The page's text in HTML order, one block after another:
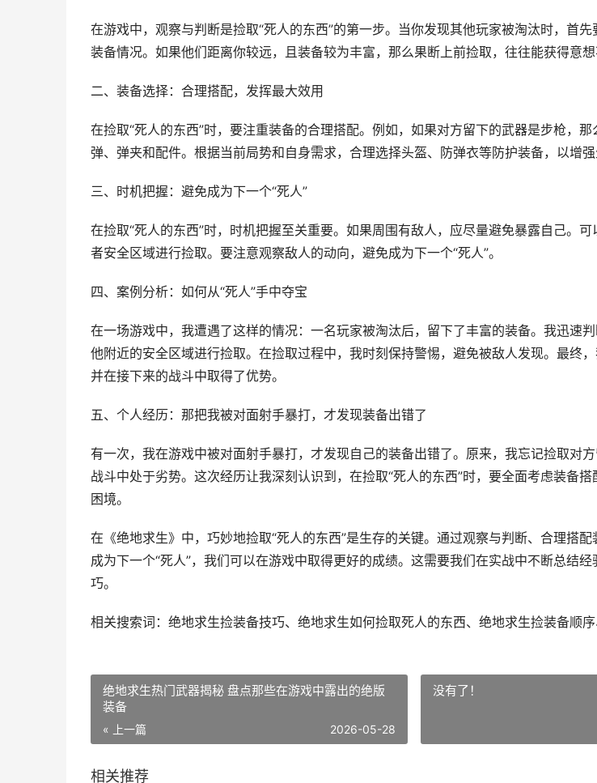
在游戏中，观察与判断是捡取“死人的东西”的第一步。当你发现其他玩家被淘汰时，首
装备情况。如果他们距离你较远，且装备较为丰富，那么果断上前捡取，往往能获得意想
二、装备选择：合理搭配，发挥最大效用
在捡取“死人的东西”时，要注重装备的合理搭配。例如，如果对方留下的武器是步枪，
弹、弹夹和配件。根据当前局势和自身需求，合理选择头盔、防弹衣等防护装备，以增强
三、时机把握：避免成为下一个“死人”
在捡取“死人的东西”时，时机把握至关重要。如果周围有敌人，应尽量避免暴露自己。
者安全区域进行捡取。要注意观察敌人的动向，避免成为下一个“死人”。
四、案例分析：如何从“死人”手中夺宝
在一场游戏中，我遭遇了这样的情况：一名玩家被淘汰后，留下了丰富的装备。我迅速
他附近的安全区域进行捡取。在捡取过程中，我时刻保持警惕，避免被敌人发现。最终，
并在接下来的战斗中取得了优势。
五、个人经历：那把我被对面射手暴打，才发现装备出错了
有一次，我在游戏中被对面射手暴打，才发现自己的装备出错了。原来，我忘记捡取对
战斗中处于劣势。这次经历让我深刻认识到，在捡取“死人的东西”时，要全面考虑装备
困境。
在《绝地求生》中，巧妙地捡取“死人的东西”是生存的关键。通过观察与判断、合理搭
成为下一个“死人”，我们可以在游戏中取得更好的成绩。这需要我们在实战中不断总结
巧。
相关搜索词：绝地求生捡装备技巧、绝地求生如何捡取死人的东西、绝地求生捡装备顺
绝地求生热门武器揭秘 盘点那些在游戏中露出的绝版
装备
« 上一篇 2026-05-28
没有了！
相关推荐